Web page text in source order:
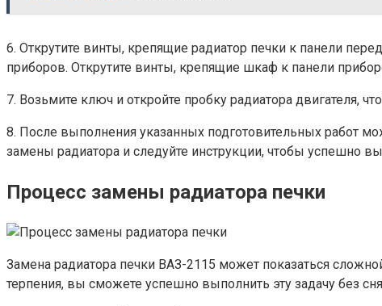
6. Открутите винты, крепящие радиатор печки к панели
приборов. Открутите винты, крепящие шкаф к панели
7. Возьмите ключ и откройте пробку радиатора двигателя,
8. После выполнения указанных подготовительных работ
замены радиатора и следуйте инструкции, чтобы успешно
Процесс замены радиатора печки
Замена радиатора печки ВАЗ-2115 может показаться
терпения, вы сможете успешно выполнить эту задачу без